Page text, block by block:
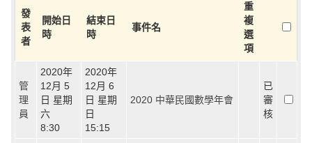
發
表
者
開始日
時
結束日
時
事件名
重
複
選
項
管
理
員
2020年
12月 5
日 星期
六
8:30
2020年
12月 6
日 星期
日
15:15
2020 中華民國數學年會
已
審
核